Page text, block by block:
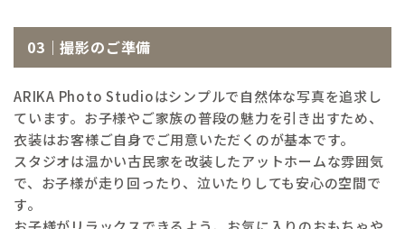
03｜撮影のご準備
ARIKA Photo Studioはシンプルで自然体な写真を追求し
ています。お子様やご家族の普段の魅力を引き出すため、
衣装はお客様ご自身でご用意いただくのが基本です。
スタジオは温かい古民家を改装したアットホームな雰囲気
で、お子様が走り回ったり、泣いたりしても安心の空間で
す。